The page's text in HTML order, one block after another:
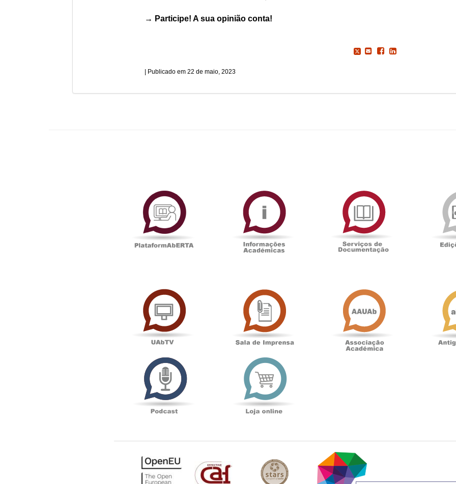
→ Participe! A sua opinião conta!
22 de maio, 2023
PlataformAberta
Académicas